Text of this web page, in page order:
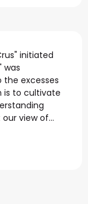
initiated
was
excesses
is to cultivate
view of...